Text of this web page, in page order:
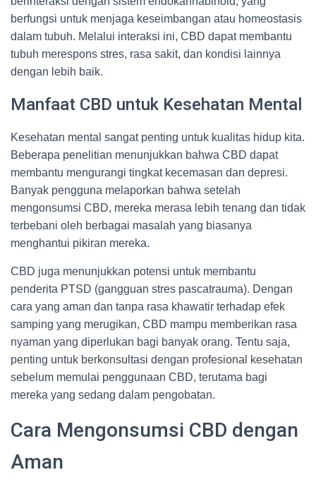
berfungsi untuk menjaga keseimbangan atau homeostasis
dalam tubuh. Melalui interaksi ini, CBD dapat membantu
tubuh merespons stres, rasa sakit, dan kondisi lainnya
dengan lebih baik.
Manfaat CBD untuk Kesehatan Mental
Kesehatan mental sangat penting untuk kualitas hidup kita.
Beberapa penelitian menunjukkan bahwa CBD dapat
membantu mengurangi tingkat kecemasan dan depresi.
Banyak pengguna melaporkan bahwa setelah
mengonsumsi CBD, mereka merasa lebih tenang dan tidak
terbebani oleh berbagai masalah yang biasanya
menghantui pikiran mereka.
CBD juga menunjukkan potensi untuk membantu
penderita PTSD (gangguan stres pascatrauma). Dengan
cara yang aman dan tanpa rasa khawatir terhadap efek
samping yang merugikan, CBD mampu memberikan rasa
nyaman yang diperlukan bagi banyak orang. Tentu saja,
penting untuk berkonsultasi dengan profesional kesehatan
sebelum memulai penggunaan CBD, terutama bagi
mereka yang sedang dalam pengobatan.
Cara Mengonsumsi CBD dengan
Aman